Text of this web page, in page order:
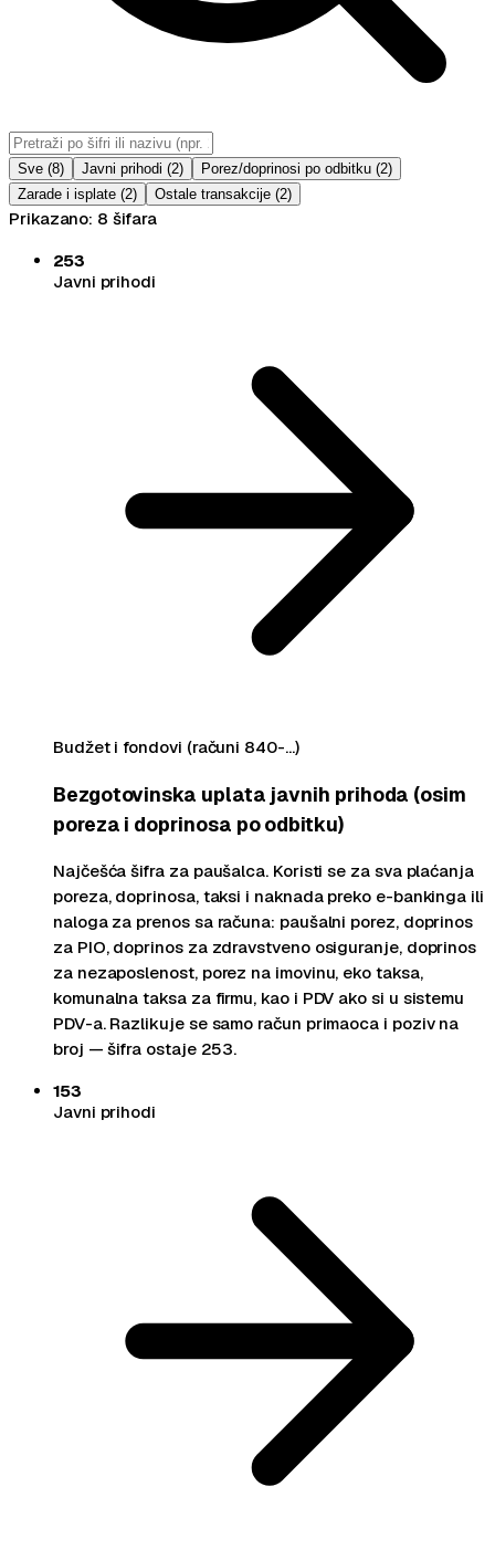
Sve (8) Javni prihodi (2) Porez/doprinosi po odbitku (2)
Zarade i isplate (2) Ostale transakcije (2)
Prikazano: 8 šifara
253
Javni prihodi
Budžet i fondovi (računi 840-…)
Bezgotovinska uplata javnih prihoda (osim
poreza i doprinosa po odbitku)
Najčešća šifra za paušalca. Koristi se za sva plaćanja
poreza, doprinosa, taksi i naknada preko e-bankinga ili
naloga za prenos sa računa: paušalni porez, doprinos
za PIO, doprinos za zdravstveno osiguranje, doprinos
za nezaposlenost, porez na imovinu, eko taksa,
komunalna taksa za firmu, kao i PDV ako si u sistemu
PDV-a. Razlikuje se samo račun primaoca i poziv na
broj — šifra ostaje 253.
153
Javni prihodi